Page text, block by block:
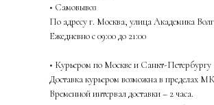
• Самовывоз
По адресу г. Москва, улица Академика
Ежедневно с 09:00 до 21:00
• Курьером по Москве и Санкт-Петербургу
Доставка курьером возможна в
Временной интервал доставки – 2 часа.